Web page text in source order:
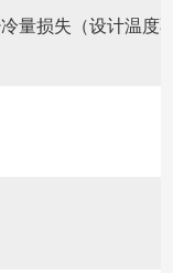
量损失（设计温度